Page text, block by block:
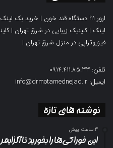
ارور h1 دستگاه قند خون | خرید بک لینک
لینک |کلینیک زیبایی در شرق تهران |
فیزیوتراپی در منزل شرق تهران |
تلفن: 0914.411.85.33
ایمیل: info@drmotamednejad.ir
نوشته های تازه
3 ساعت پیش
این خوراکی‌ها را بخورید تا